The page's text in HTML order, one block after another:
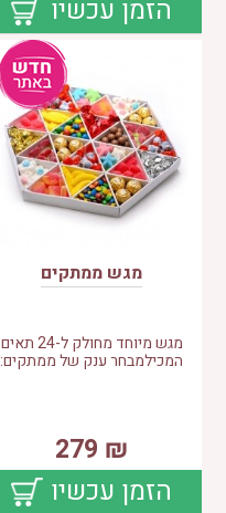
הזמן עכשיו
מגש ממתקים
מגש מיוחד מחולק ל-24 תאים
המכילמבחר ענק של ממתקים:
₪
279
הזמן עכשיו